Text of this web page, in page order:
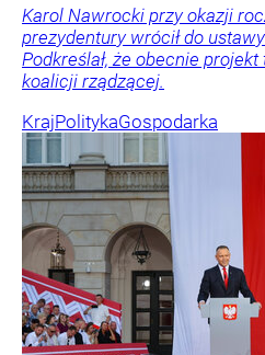
Karol Nawrocki przy okazji
prezydentury wrócił do
Podkreślał, że obecnie
koalicji rządzącej.
KrajPolitykaGospodarka